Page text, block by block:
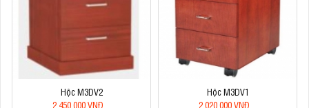
Hộc M3DV2
2.450.000 VNĐ
Hộc M3DV1
2.020.000 VNĐ